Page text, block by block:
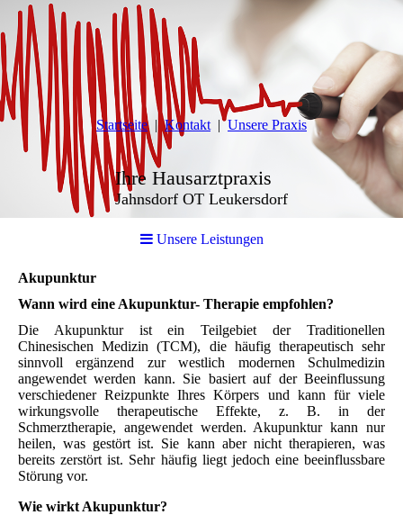
Startseite Kontakt Unsere Praxis
Ihre Hausarztpraxis
Jahnsdorf OT Leukersdorf
Unsere Leistungen
Akupunktur
Wann wird eine Akupunktur- Therapie empfohlen?
Die Akupunktur ist ein Teilgebiet der Traditionellen
Chinesischen Medizin (TCM), die häufig therapeutisch sehr
sinnvoll ergänzend zur westlich modernen Schulmedizin
angewendet werden kann. Sie basiert auf der Beeinflussung
verschiedener Reizpunkte Ihres Körpers und kann für viele
wirkungsvolle therapeutische Effekte, z. B. in der
Schmerztherapie, angewendet werden. Akupunktur kann nur
heilen, was gestört ist. Sie kann aber nicht therapieren, was
bereits zerstört ist. Sehr häufig liegt jedoch eine beeinflussbare
Störung vor.
Wie wirkt Akupunktur?